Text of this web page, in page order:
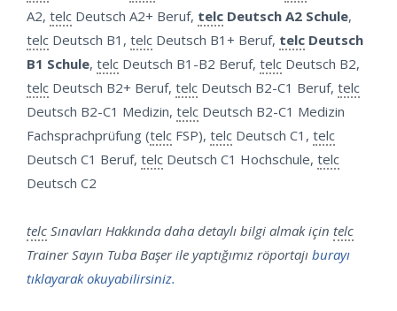
A2, telc Deutsch A2+ Beruf, telc Deutsch A2 Schule,
telc Deutsch B1, telc Deutsch B1+ Beruf, telc Deutsch
B1 Schule, telc Deutsch B1-B2 Beruf, telc Deutsch B2,
telc Deutsch B2+ Beruf, telc Deutsch B2-C1 Beruf, telc
Deutsch B2-C1 Medizin, telc Deutsch B2-C1 Medizin
Fachsprachprüfung (telc FSP), telc Deutsch C1, telc
Deutsch C1 Beruf, telc Deutsch C1 Hochschule, telc
Deutsch C2
telc Sınavları Hakkında daha detaylı bilgi almak için telc
Trainer Sayın Tuba Başer ile yaptığımız röportajı burayı
tıklayarak okuyabilirsiniz.